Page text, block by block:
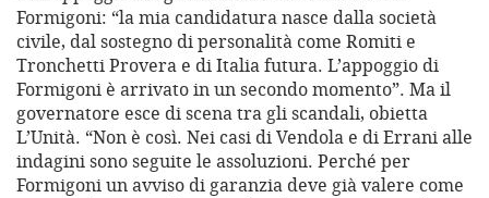
Formigoni: “la mia candidatura nasce dalla società
civile, dal sostegno di personalità come Romiti e
Tronchetti Provera e di Italia futura. L’appoggio di
Formigoni è arrivato in un secondo momento”. Ma il
governatore esce di scena tra gli scandali, obietta
L’Unità. “Non è così. Nei casi di Vendola e di Errani alle
indagini sono seguite le assoluzioni. Perché per
Formigoni un avviso di garanzia deve già valere come